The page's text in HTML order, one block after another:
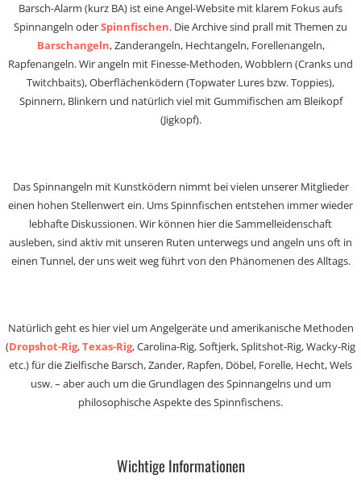
Barsch-Alarm (kurz BA) ist eine Angel-Website mit klarem Fokus aufs
Spinnangeln oderSpinnfischen. Die Archive sind prall mit Themen zu
Barschangeln, Zanderangeln, Hechtangeln, Forellenangeln,
Rapfenangeln. Wir angeln mit Finesse-Methoden, Wobblern (Cranks und
Twitchbaits), Oberflächenködern (Topwater Lures bzw. Toppies),
Spinnern, Blinkern und natürlich viel mit Gummifischen am Bleikopf
(Jigkopf).
Das Spinnangeln mit Kunstködern nimmt bei vielen unserer Mitglieder
einen hohen Stellenwert ein. Ums Spinnfischen entstehen immer wieder
lebhafte Diskussionen. Wir können hier die Sammelleidenschaft
ausleben, sind aktiv mit unseren Ruten unterwegs und angeln uns oft in
einen Tunnel, der uns weit weg führt von den Phänomenen des Alltags.
Natürlich geht es hier viel um Angelgeräte und amerikanische Methoden
(Dropshot-Rig,Texas-Rig, Carolina-Rig, Softjerk, Splitshot-Rig, Wacky-Rig
etc.) für die Zielfische Barsch, Zander, Rapfen, Döbel, Forelle, Hecht, Wels
usw. – aber auch um die Grundlagen des Spinnangelns und um
philosophische Aspekte des Spinnfischens.
Wichtige Informationen